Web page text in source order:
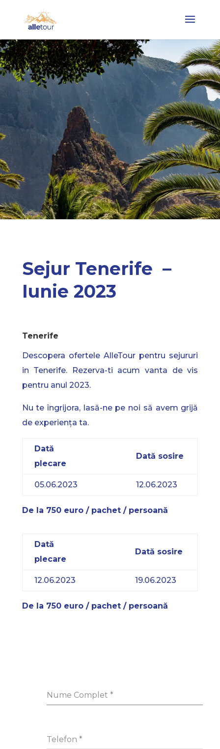
Sejur Tenerife –
Iunie 2023
Tenerife
Descopera ofertele AlleTour pentru sejururi
in Tenerife. Rezerva-ti acum vanta de vis
pentru anul 2023.
Nu te îngrijora, lasă-ne pe noi să avem grijă
de experiența ta.
Dată
plecare
Dată sosire
05.06.2023 12.06.2023
De la 750 euro / pachet / persoană
Dată
plecare
Dată sosire
12.06.2023 19.06.2023
De la 750 euro / pachet / persoană
Nume Complet *
Telefon *